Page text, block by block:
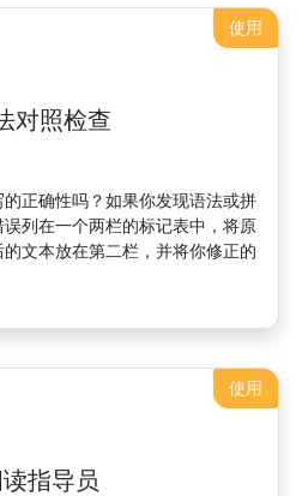
使用
对照检查
正确性吗？如果你发现语法或拼
列在一个两栏的标记表中，将原
文本放在第二栏，并将你修正的
使用
指导员